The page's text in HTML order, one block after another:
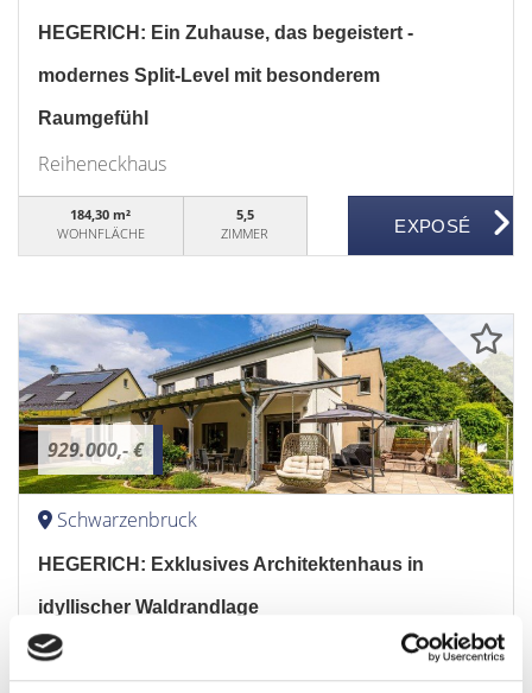
HEGERICH: Ein Zuhause, das begeistert -
modernes Split-Level mit besonderem
Raumgefühl
Reiheneckhaus
184,30 m²
WOHNFLÄCHE
5,5
ZIMMER
929.000,- €
Schwarzenbruck
HEGERICH: Exklusives Architektenhaus in
idyllischer Waldrandlage
Einfamilienhaus